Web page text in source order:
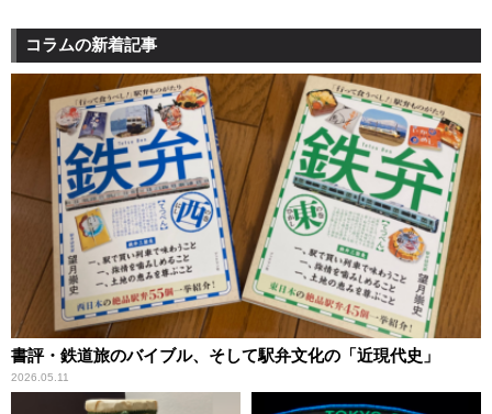
コラムの新着記事
書評・鉄道旅のバイブル、そして駅弁文化の「近現代史」
2026.05.11